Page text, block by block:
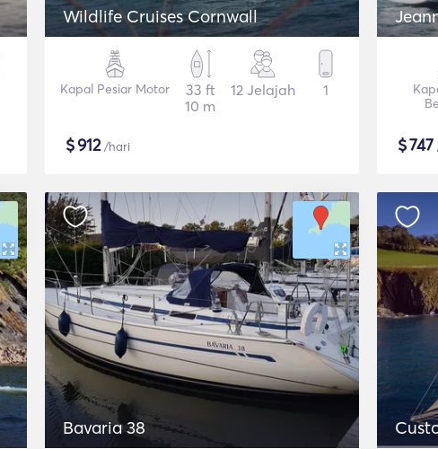
Wildlife Cruises Cornwall
Kapal Pesiar Motor
33 ft
10 m
12 Jelajah 1
$912/hari $747
Bavaria 38